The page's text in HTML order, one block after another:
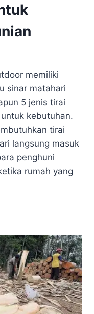
memiliki
sinar matahari
5 jenis tirai
kebutuhan.
tirai
langsung masuk
penghuni
rumah yang